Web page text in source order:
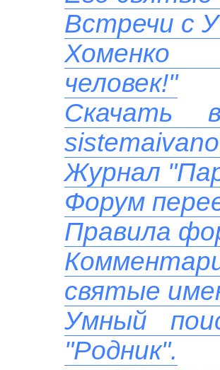
Встречи с
Хоменко
человек!"
Скачать
Журнал
Форум
Правила
святые
Умный
"Родник".